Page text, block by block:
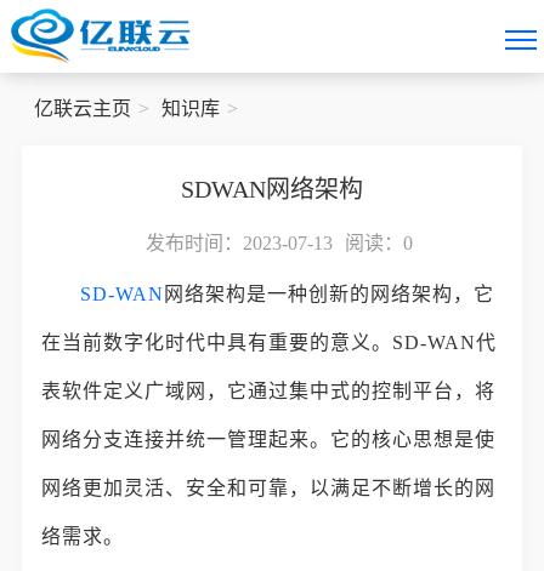
亿联云主页 知识库
SDWAN网络架构
发布时间：2023-07-13 阅读： 0
SD-WAN 网络架构是一种创新的网络架构，它
在当前数字化时代中具有重要的意义。SD-WAN代
表软件定义广域网，它通过集中式的控制平台，将
网络分支连接并统一管理起来。它的核心思想是使
网络更加灵活、安全和可靠，以满足不断增长的网
络需求。